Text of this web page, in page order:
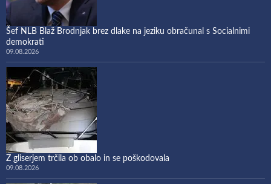
Šef NLB Blaž Brodnjak brez dlake na jeziku obračunal s Socialnimi
demokrati
09.08.2026
Z gliserjem trčila ob obalo in se poškodovala
09.08.2026